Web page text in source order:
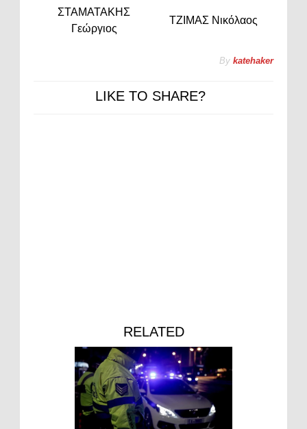
ΣΤΑΜΑΤΑΚΗΣ
Γεώργιος
ΤΖΙΜΑΣ Νικόλαος
By katehaker
LIKE TO SHARE?
RELATED